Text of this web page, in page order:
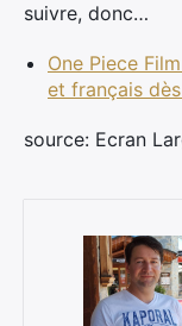
suivre, donc…
One Piece
et français
source: Ecran